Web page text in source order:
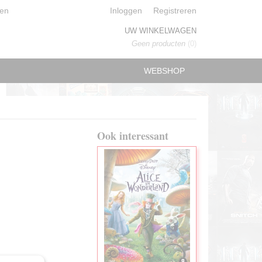
Inloggen Registreren
UW WINKELWAGEN
Geen producten (0)
WEBSHOP
Ook interessant